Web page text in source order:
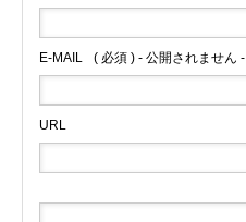
E-MAIL ( 必須 ) - 公開されません -
URL